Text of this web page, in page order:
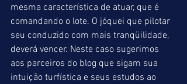
mesma característica de atuar, que é
comandando o lote. O jóquei que pilotar
seu conduzido com mais tranqüilidade,
deverá vencer. Neste caso sugerimos
aos parceiros do blog que sigam sua
intuição turfística e seus estudos ao